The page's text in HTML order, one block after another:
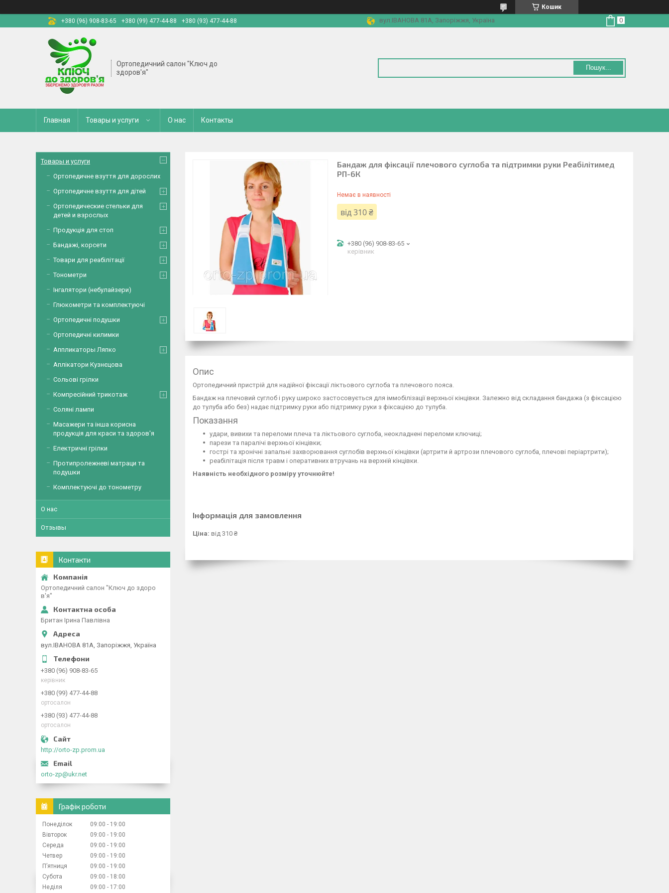
Кошик
+380 (96) 908-83-65
+380 (99) 477-44-88 +380 (93) 477-44-88 вул.ІВАНОВА 81А, Запоріжжя, Україна
Ортопедичний салон "Ключ до
здоров'я"
Пошук...
Главная Товары и услуги О нас Контакты
Бандаж для фіксації плечового суглоба та підтримки руки Реабілітимед
РП-6К
Немає в наявності
від310 ₴
+380 (96) 908-83-65
керівник
Опис
Ортопедичний пристрій для надійної фіксації ліктьового суглоба та плечового пояса.
Бандаж на плечовий суглоб і руку широко застосовується для іммобілізації верхньої кінцівки. Залежно від складання бандажа (з фіксацією
до тулуба або без) надає підтримку руки або підтримку руки з фіксацією до тулуба.
Показання
удари, вивихи та переломи плеча та ліктьового суглоба, неокладнені переломи ключиці;
парези та паралічі верхньої кінцівки;
гострі та хронічні запальні захворювання суглобів верхньої кінцівки (артрити й артрози плечового суглоба, плечові періартрити);
реабілітація після травм і оперативних втручань на верхній кінцівки.
Наявність необхідного розміру уточнюйте!
Інформація для замовлення
Ціна: від 310 ₴
Товары и услуги
Ортопедичне взуття для дорослих
Ортопедичне взуття для дітей
Ортопедические стельки для
детей и взрослых
Продукція для стоп
Бандажі, корсети
Товари для реабілітації
Тонометри
Інгалятори (небулайзери)
Глюкометри та комплектуючі
Ортопедичні подушки
Ортопедичні килимки
Аппликаторы Ляпко
Аплікатори Кузнєцова
Сольові грілки
Компресійний трикотаж
Соляні лампи
Масажери та інша корисна
продукція для краси та здоров'я
Електричні грілки
Протипролежневі матраци та
подушки
Комплектуючі до тонометру
О нас
Отзывы
Контакти
Ортопедичний салон "Ключ до здоро
в'я"
Британ Ірина Павлівна
вул.ІВАНОВА 81А, Запоріжжя, Україна
+380 (96) 908-83-65
керівник
+380 (99) 477-44-88
ортосалон
+380 (93) 477-44-88
ортосалон
http://orto-zp.prom.ua
orto-zp@ukr.net
Графік роботи
Понеділок 09:00
19:00
Вівторок
09:00
19:00
Середа
09:00
19:00
Четвер
09:00
19:00
Пʼятниця
09:00
19:00
Субота
09:00
18:00
Неділя
09:00 17:00